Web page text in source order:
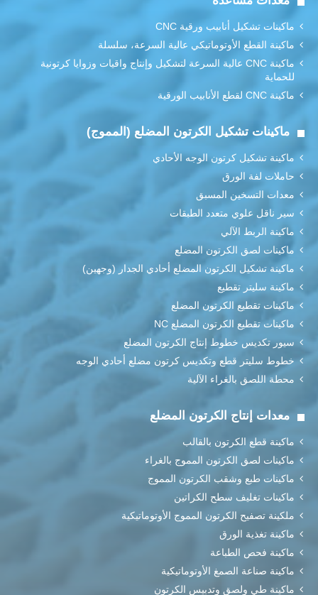
ماكينات تشكيل أنابيب ورقية CNC
ماكينة القطع الأوتوماتيكي عالية السرعة، سلسلة
ماكينة CNC عالية السرعة لتشكيل وإنتاج واقيات وزوايا كرتونية
للحماية
ماكينة CNC لقطع الأنابيب الورقية
ماكينات تشكيل الكرتون المضلع (المموج)
ماكينة تشكيل كرتون الوجه الأحادي
حاملات لفة الورق
معدات التسخين المسبق
سير ناقل علوي متعدد الطبقات
ماكينة الربط الآلي
ماكينات لصق الكرتون المضلع
ماكينة تشكيل الكرتون المضلع أحادي الجدار (وجهين)
ماكينة سليتر تقطيع
ماكينات تقطيع الكرتون المضلع
ماكينات تقطيع الكرتون المضلع NC
سيور تكديس خطوط إنتاج الكرتون المضلع
خطوط سليتر قطع وتكديس كرتون مضلع أحادي الوجه
محطة اللصق بالغراء الآلية
معدات إنتاج الكرتون المضلع
ماكينة قطع الكرتون بالقالب
ماكينات لصق الكرتون المموج بالغراء
ماكينات طبع وشقب الكرتون المموج
ماكينات تغليف سطح الكراتين
ملكينة تصفيح الكرتون المموج الأوتوماتيكية
ماكينة تغذية الورق
ماكينة فحص الطباعة
ماكينة صناعة الصمغ الأوتوماتيكية
ماكينة طي ولصق وتدبيس الكرتون